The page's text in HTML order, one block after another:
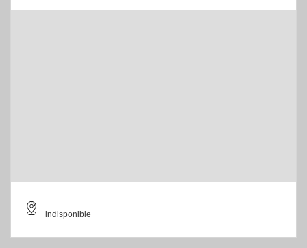
indisponible